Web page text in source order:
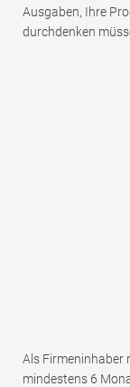
Ausgaben, Ihre
durchdenken
Als Firmeninhaber
mindestens 6